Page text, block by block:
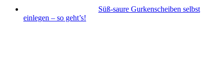
Süß-saure Gurkenscheiben selbst
einlegen – so geht’s!